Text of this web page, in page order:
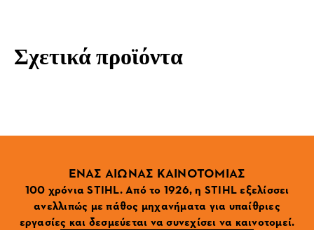
Σχετικά προϊόντα
ΕΝΑΣ ΑΙΩΝΑΣ ΚΑΙΝΟΤΟΜΙΑΣ
100 χρόνια STIHL. Από το 1926, η STIHL εξελίσσει
ανελλιπώς με πάθος μηχανήματα για υπαίθριες
εργασίες και δεσμεύεται να συνεχίσει να καινοτομεί.